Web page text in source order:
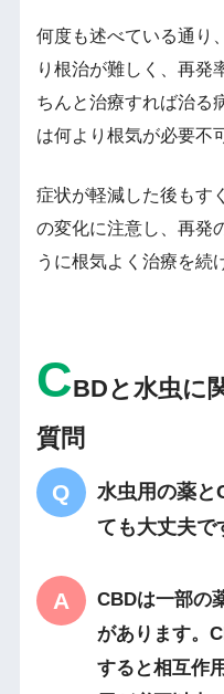
何度も述べている通り
り根治が難しく、再発
ちんと治療すれば治る
は何より根気が必要不
症状が軽減した後もす
の変化に注意し、再発
うに根気よく治療を続
CBDと水虫に
質問
水虫用の薬と
ても大丈夫で
CBDは一部の
があります。
すると相互作